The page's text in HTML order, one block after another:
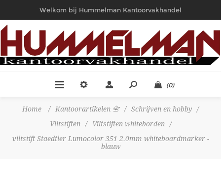
Welkom bij Hummelman Kantoorvakhandel
(0)
Home / Kantoorartikelen 📇 / Schrijven en hobby
/
Viltstiften
/ Viltstiften whiteborden
/
viltstift Staedtler Lumocolor 351 2.0mm whiteboardmarker -
blauw